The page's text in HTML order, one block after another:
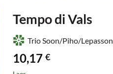
Tempo di Vals
Trio Soon/Piho/Lepasson
10,17 €